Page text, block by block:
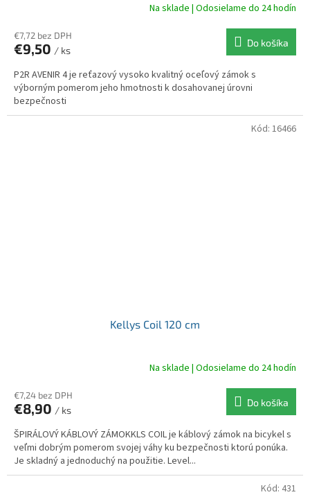
Na sklade | Odosielame do 24 hodín
€7,72 bez DPH
€9,50 / ks
Do košíka
P2R AVENIR 4 je reťazový vysoko kvalitný oceľový zámok s
výborným pomerom jeho hmotnosti k dosahovanej úrovni
bezpečnosti
Kellys Coil 120 cm
Na sklade | Odosielame do 24 hodín
€7,24 bez DPH
€8,90 / ks
Do košíka
ŠPIRÁLOVÝ KÁBLOVÝ ZÁMOKKLS COIL je káblový zámok na bicykel s
veľmi dobrým pomerom svojej váhy ku bezpečnosti ktorú ponúka.
Je skladný a jednoduchý na použitie. Level...
Kód: 16466
Kód: 431